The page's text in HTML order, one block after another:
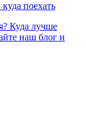
поехать
Куда лучше
наш блог и